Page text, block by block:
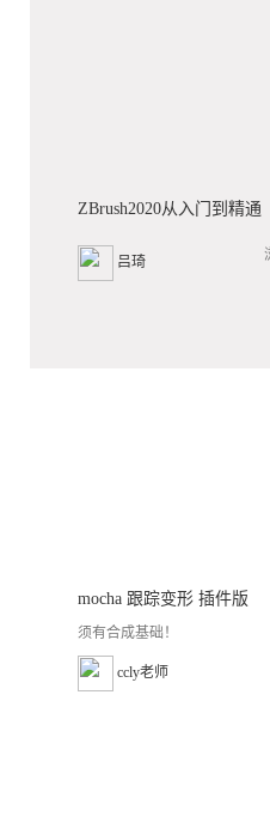
ZBrush2020从入门到精通
吕琦
mocha 跟踪变形 插件版
须有合成基础！
ccly老师